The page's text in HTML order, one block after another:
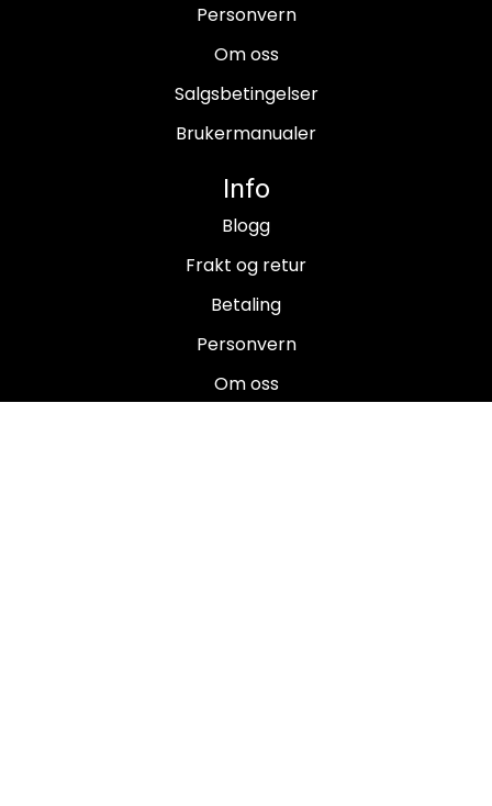
Personvern
Om oss
Salgsbetingelser
Brukermanualer
Info
Blogg
Frakt og retur
Betaling
Personvern
Om oss